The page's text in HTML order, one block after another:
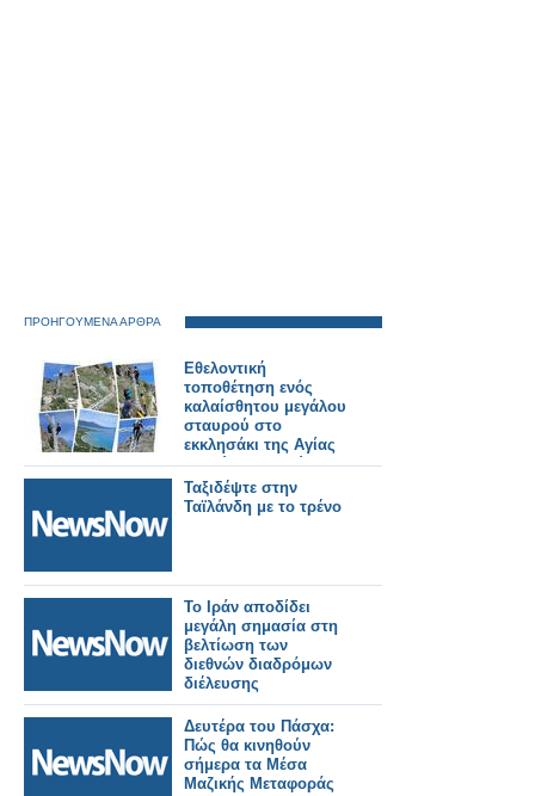
ΠΡΟΗΓΟΥΜΕΝΑ ΑΡΘΡΑ
Εθελοντική
τοποθέτηση ενός
καλαίσθητου μεγάλου
σταυρού στο
εκκλησάκι της Αγίας
Ελεούσας. Πολύ
όμορφο το
αποτέλεσμα.
Ταξιδέψτε στην
Ταϊλάνδη με το τρένο
Το Ιράν αποδίδει
μεγάλη σημασία στη
βελτίωση των
διεθνών διαδρόμων
διέλευσης
Δευτέρα του Πάσχα:
Πώς θα κινηθούν
σήμερα τα Μέσα
Μαζικής Μεταφοράς